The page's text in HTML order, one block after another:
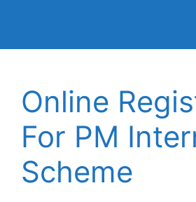
Online
For PM
Scheme